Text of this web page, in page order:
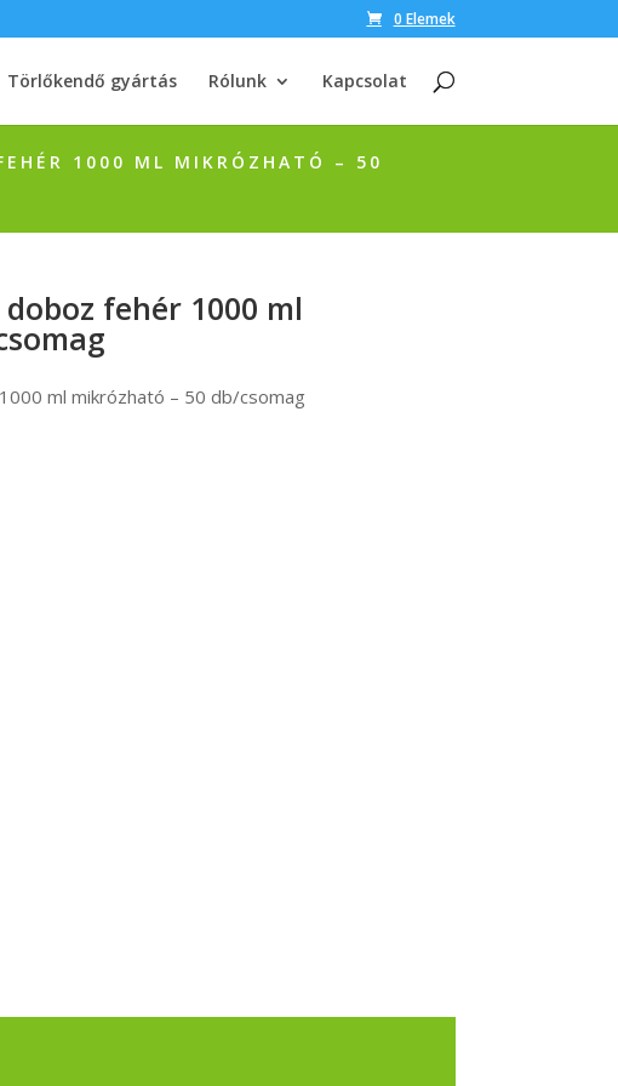
0 Elemek
Törlőkendő gyártás Rólunk Kapcsolat
1000 ML MIKRÓZHATÓ – 50
doboz fehér 1000 ml
ml mikrózható – 50 db/csomag